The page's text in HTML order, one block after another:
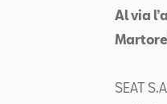
Al via
SEAT